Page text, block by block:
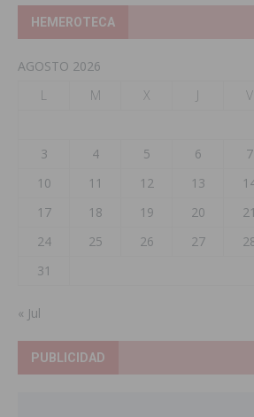
HEMEROTECA
AGOSTO 2026
L
M X J V
3
4 5 6 7
10
11 12 13
17
18 19 20 21
24
25 26 27
31
« Jul
PUBLICIDAD